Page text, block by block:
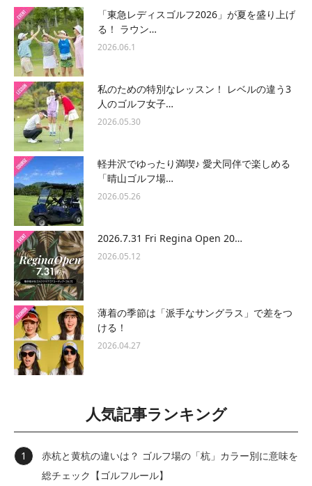
「東急レディスゴルフ2026」が夏を盛り上げ
る！ ラウン…
2026.06.1
私のための特別なレッスン！ レベルの違う3
人のゴルフ女子…
2026.05.30
軽井沢でゆったり満喫♪ 愛犬同伴で楽しめる
「晴山ゴルフ場…
2026.05.26
2026.7.31 Fri Regina Open 20…
2026.05.12
薄着の季節は「派手なサングラス」で差をつ
ける！
2026.04.27
人気記事ランキング
赤杭と黄杭の違いは？ ゴルフ場の「杭」カラー別に意味を
総チェック【ゴルフルール】